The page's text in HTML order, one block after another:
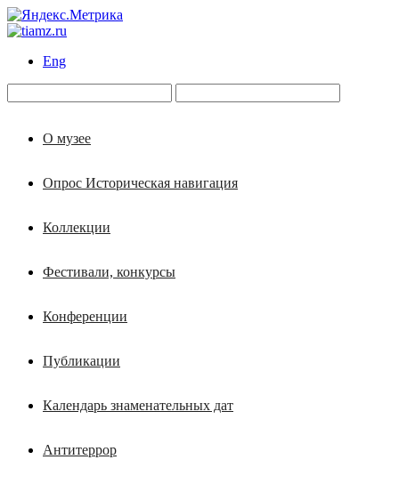
Eng
О музее
Опрос Историческая навигация
Коллекции
Фестивали, конкурсы
Конференции
Публикации
Календарь знаменательных дат
Антитеррор